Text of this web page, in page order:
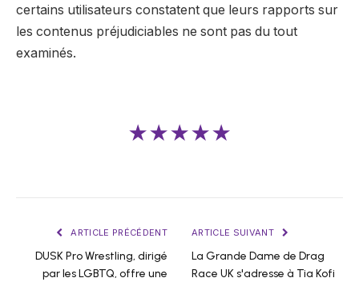
certains utilisateurs constatent que leurs rapports sur
les contenus préjudiciables ne sont pas du tout
examinés.
★★★★★
ARTICLE PRÉCÉDENT
DUSK Pro Wrestling, dirigé
par les LGBTQ, offre une
ARTICLE SUIVANT
La Grande Dame de Drag
Race UK s'adresse à Tia Kofi